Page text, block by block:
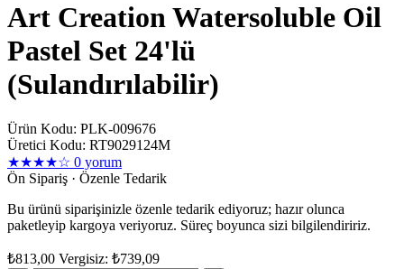
Art Creation Watersoluble Oil
Pastel Set 24'lü
(Sulandırılabilir)
Ürün Kodu: PLK-009676
Üretici Kodu: RT9029124M
★★★★☆ 0 yorum
Ön Sipariş · Özenle Tedarik
Bu ürünü siparişinizle özenle tedarik ediyoruz; hazır olunca
paketleyip kargoya veriyoruz. Süreç boyunca sizi bilgilendiririz.
₺813,00 Vergisiz: ₺739,09